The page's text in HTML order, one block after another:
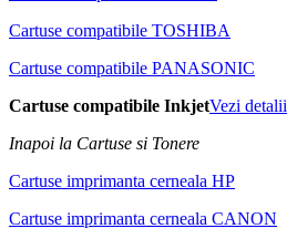
Cartuse compatibile TOSHIBA
Cartuse compatibile PANASONIC
Cartuse compatibile InkjetVezi detalii
Inapoi la Cartuse si Tonere
Cartuse imprimanta cerneala HP
Cartuse imprimanta cerneala CANON